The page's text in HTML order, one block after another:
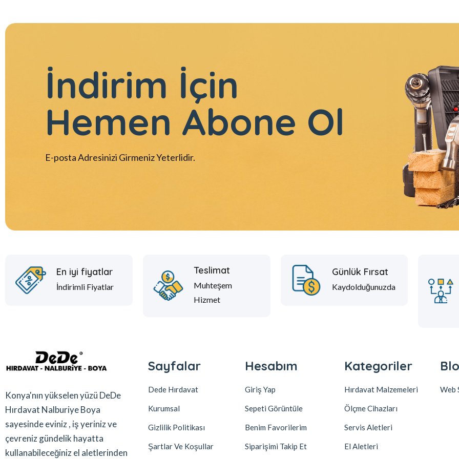
İndirim İçin
Hemen Abone Ol
E-posta Adresinizi Girmeniz Yeterlidir.
En iyi fiyatlar
İndirimli Fiyatlar
Teslimat
Muhteşem
Hizmet
Günlük Fırsat
Kaydolduğunuzda
Konya'nın yükselen yüzü DeDe
Hırdavat Nalburiye Boya
sayesinde eviniz , iş yeriniz ve
çevreniz gündelik hayatta
kullanabileceğiniz el aletlerinden
Sayfalar
Dede Hırdavat
Kurumsal
Gizlilik Politikası
Şartlar Ve Koşullar
Hesabım
Giriş Yap
Sepeti Görüntüle
Benim Favorilerim
Siparişimi Takip Et
Kategoriler
Hırdavat Malzemeleri
Ölçme Cihazları
Servis Aletleri
El Aletleri
Web